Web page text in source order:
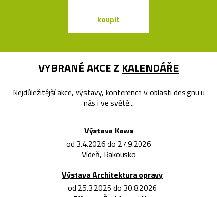
koupit
VYBRANÉ AKCE Z KALENDÁŘE
Nejdůležitější akce, výstavy, konference v oblasti designu u
nás i ve světě...
Výstava Kaws
od 3.4.2026 do 27.9.2026
Vídeň, Rakousko
Výstava Architektura opravy
od 25.3.2026 do 30.8.2026